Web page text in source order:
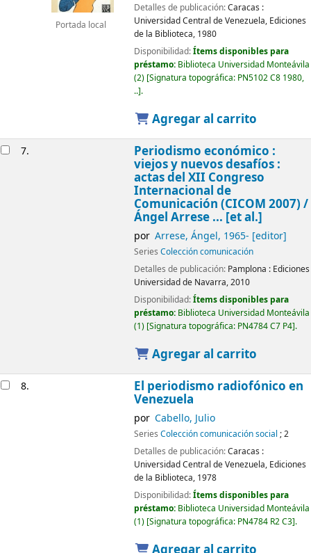
Portada local
Detalles de publicación:Caracas :
Universidad Central de Venezuela, Ediciones
de la Biblioteca, 1980
Disponibilidad:Ítems disponibles para
préstamo: Biblioteca Universidad Monteávila
(2) Signatura topográfica: PN5102 C8 1980,
.. .
Agregar al carrito
7. Periodismo económico :
viejos y nuevos desafíos :
actas del XII Congreso
Internacional de
Comunicación (CICOM 2007) /
Ángel Arrese ... [et al.]
por Arrese, Ángel, 1965- [editor]
Series Colección comunicación
Detalles de publicación: Pamplona : Ediciones
Universidad de Navarra,2010
Disponibilidad:Ítems disponibles para
préstamo: Biblioteca Universidad Monteávila
(1) Signatura topográfica: PN4784 C7 P4 .
Agregar al carrito
8. El periodismo radiofónico en
Venezuela
por Cabello, Julio
Series Colección comunicación social ; 2
Detalles de publicación:Caracas :
Universidad Central de Venezuela, Ediciones
de la Biblioteca, 1978
Disponibilidad:Ítems disponibles para
préstamo: Biblioteca Universidad Monteávila
(1) Signatura topográfica: PN4784 R2 C3 .